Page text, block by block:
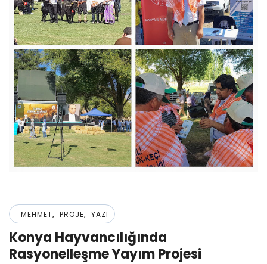
MEHMET, PROJE, YAZI
Konya Hayvancılığında
Rasyonelleşme Yayım Projesi